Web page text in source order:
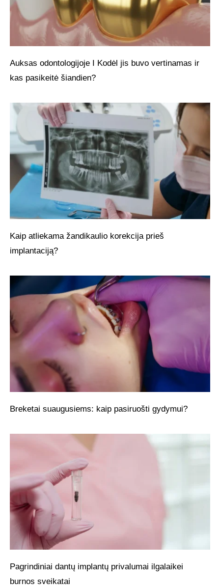
Auksas odontologijoje I Kodėl jis buvo vertinamas ir
kas pasikeitė šiandien?
Kaip atliekama žandikaulio korekcija prieš
implantaciją?
Breketai suaugusiems: kaip pasiruošti gydymui?
Pagrindiniai dantų implantų privalumai ilgalaikei
burnos sveikatai